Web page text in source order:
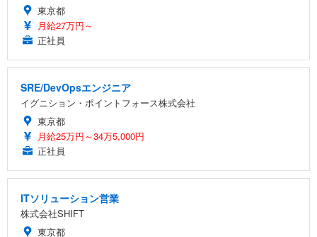
東京都
月給27万円～
正社員
SRE/DevOpsエンジニア
イグニション・ポイントフォース株式会社
東京都
月給25万円～34万5,000円
正社員
ITソリューション営業
株式会社SHIFT
東京都